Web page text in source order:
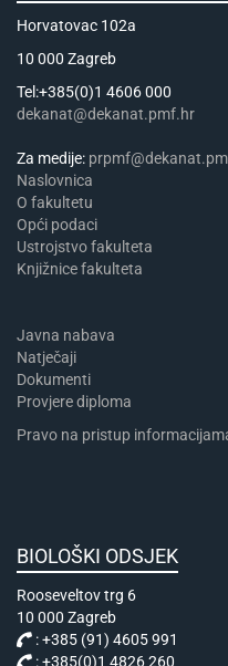
Horvatovac 102a
10 000 Zagreb
Tel:+385(0)1 4606 000
dekanat@dekanat.pmf.hr
Za medije:
Naslovnica
​​​O fakultetu
Opći podaci
Ustrojstvo fakulteta
Knjižnice fakulteta
Javna nabava
Natječaji
Dokumenti
Provjere diploma
Pravo na pristup
BIOLOŠKI ODSJEK
Rooseveltov trg 6
10 000 Zagreb
: +385 (91) 4605 991
: +385(0)1 4826 260